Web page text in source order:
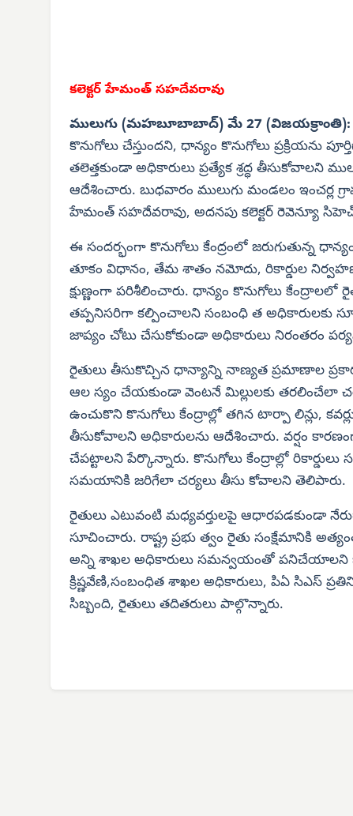
కలెక్టర్ హేమంత్ సహదేవరావు
ములుగు (మహబూబాబాద్) మే 27 (విజయక్రాంతి):
కొనుగోలు చేస్తుందని, ధాన్యం కొనుగోలు ప్రక్రియను
తలెత్తకుండా అధికారులు ప్రత్యేక శ్రద్ధ తీసుకోవాలని
ఆదేశించారు. బుధవారం ములుగు మండలం ఇంచర్ల
హేమంత్ సహదేవరావు, అదనపు కలెక్టర్ రెవెన్యూ
ఈ సందర్భంగా కొనుగోలు కేంద్రంలో జరుగుతున్న
తూకం విధానం, తేమ శాతం నమోదు, రికార్డుల
క్షుణ్ణంగా పరిశీలించారు. ధాన్యం కొనుగోలు
తప్పనిసరిగా కల్పించాలని సంబంధి త అధికారులకు
జాప్యం చోటు చేసుకోకుండా అధికారులు నిరంతరం
రైతులు తీసుకొచ్చిన ధాన్యాన్ని నాణ్యత ప్రమాణాల
ఆల స్యం చేయకుండా వెంటనే మిల్లులకు తరలించేలా
ఉంచుకొని కొనుగోలు కేంద్రాల్లో తగిన టార్పా లిన్లు,
తీసుకోవాలని అధికారులను ఆదేశించారు. వర్షం
చేపట్టాలని పేర్కొన్నారు. కొనుగోలు కేంద్రాల్లో
సమయానికి జరిగేలా చర్యలు తీసు కోవాలని తెలిపారు.
రైతులు ఎటువంటి మధ్యవర్తులపై ఆధారపడకుండా
సూచించారు. రాష్ట్ర ప్రభు త్వం రైతు సంక్షేమానికి
అన్ని శాఖల అధికారులు సమన్వయంతో పనిచేయాలని
క్రిష్ణవేణి,సంబంధిత శాఖల అధికారులు, పిఏ సిఎస్
సిబ్బంది, రైతులు తదితరులు పాల్గొన్నారు.